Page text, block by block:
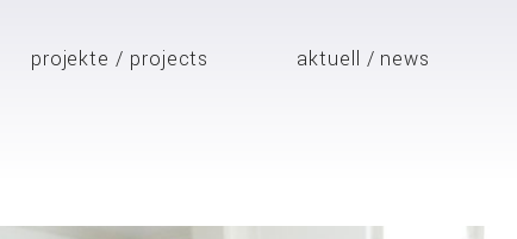
projekte / projects aktuell / news